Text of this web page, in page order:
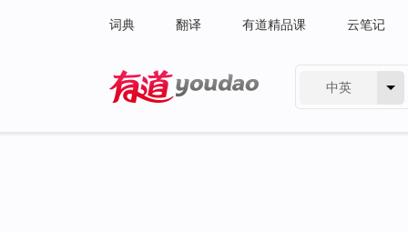
词典 翻译 有道精品课 云笔记
中英